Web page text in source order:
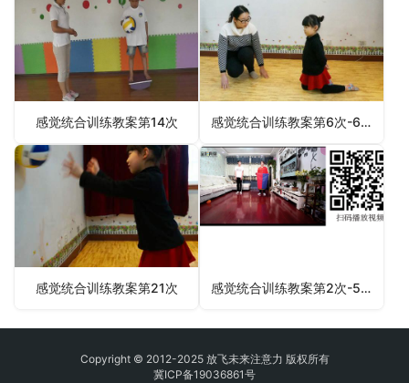
感觉统合训练教案第14次 感觉统合训练教案第6次-6月3日更新
感觉统合训练教案第21次 感觉统合训练教案第2次-5月30日更新
Copyright © 2012-2025 放飞未来注意力 版权所有
冀ICP备19036861号